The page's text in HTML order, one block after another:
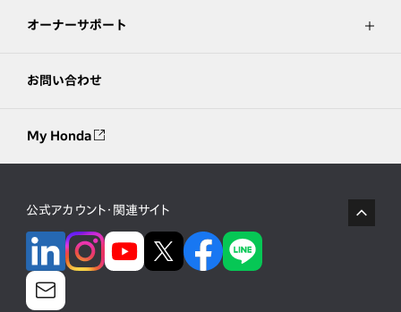
オーナーサポート
お問い合わせ
My Honda
公式アカウント・関連サイト